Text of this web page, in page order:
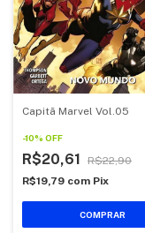
Capitã Marvel Vol.05
-10% OFF
R$20,61
R$22,90
R$19,79 com Pix
COMPRAR